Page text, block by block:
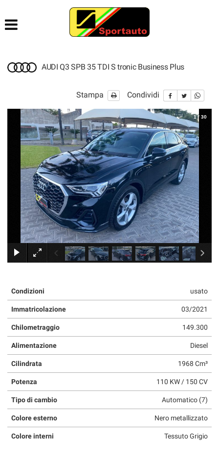
LISTA VEICOLI
CONTATTI
AIUTI DI STATO
AUDI Q3 SPB 35 TDI S tronic Business Plus
Stampa Condividi
×
1/ 30
Condizioni usato
Immatricolazione 03/2021
Chilometraggio 149.300
Alimentazione Diesel
Cilindrata 1968 Cm³
Potenza 110 KW / 150 CV
Tipo di cambio Automatico (7)
Colore esterno Nero metallizzato
Colore interni Tessuto Grigio